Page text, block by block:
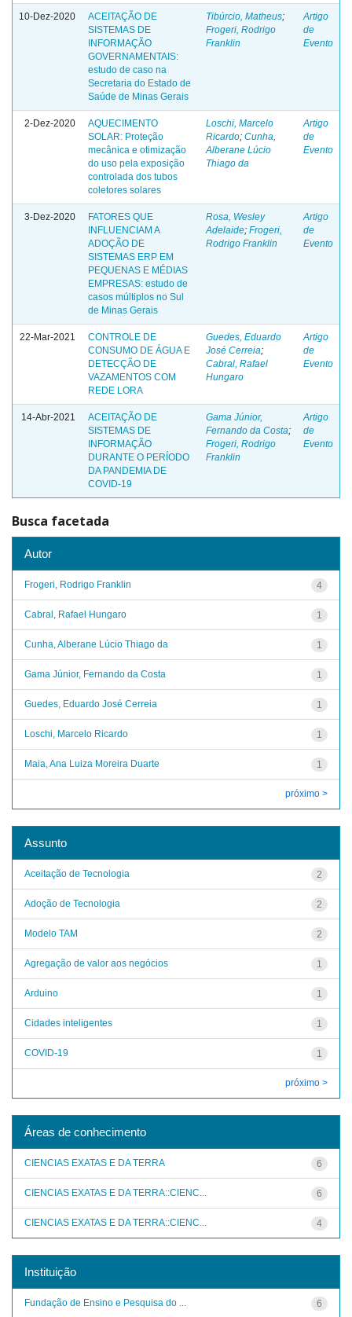
10-Dez-2020
ACEITAÇÃO DE
SISTEMAS DE
INFORMAÇÃO
GOVERNAMENTAIS:
estudo de caso na
Secretaria do Estado de
Saúde de Minas Gerais
Tibúrcio, Matheus;
Frogeri, Rodrigo
Franklin
Artigo
de
Evento
2-Dez-2020
AQUECIMENTO
SOLAR: Proteção
mecânica e otimização
do uso pela exposição
controlada dos tubos
coletores solares
Loschi, Marcelo
Ricardo; Cunha,
Alberane Lúcio
Thiago da
Artigo
de
Evento
3-Dez-2020
FATORES QUE
INFLUENCIAM A
ADOÇÃO DE
SISTEMAS ERP EM
PEQUENAS E MÉDIAS
EMPRESAS: estudo de
casos múltiplos no Sul
de Minas Gerais
Rosa, Wesley
Adelaide; Frogeri,
Rodrigo Franklin
Artigo
de
Evento
22-Mar-2021
CONTROLE DE
CONSUMO DE ÁGUA E
DETECÇÃO DE
VAZAMENTOS COM
REDE LORA
Guedes, Eduardo
José Cerreia;
Cabral, Rafael
Hungaro
Artigo
de
Evento
14-Abr-2021
ACEITAÇÃO DE
SISTEMAS DE
INFORMAÇÃO
DURANTE O PERÍODO
DA PANDEMIA DE
COVID-19
Gama Júnior,
Fernando da Costa;
Frogeri, Rodrigo
Franklin
Artigo
de
Evento
Busca facetada
Autor
4
Frogeri, Rodrigo Franklin
1
Cabral, Rafael Hungaro
1
Cunha, Alberane Lúcio Thiago da
1
Gama Júnior, Fernando da Costa
1
Guedes, Eduardo José Cerreia
1
Loschi, Marcelo Ricardo
1
Maia, Ana Luiza Moreira Duarte
próximo >
Assunto
2
Aceitação de Tecnologia
2
Adoção de Tecnologia
2
Modelo TAM
1
Agregação de valor aos negócios
1
Arduino
1
Cidades inteligentes
1
COVID-19
próximo >
Áreas de conhecimento
6
CIENCIAS EXATAS E DA TERRA
6
CIENCIAS EXATAS E DA TERRA::CIENC...
4
CIENCIAS EXATAS E DA TERRA::CIENC...
Instituição
6
Fundação de Ensino e Pesquisa do ...